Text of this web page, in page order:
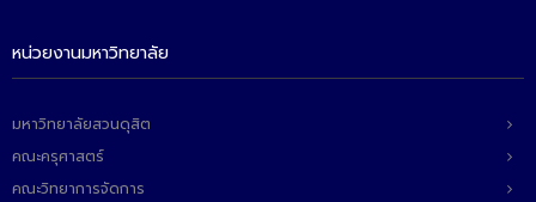
- ผลงาน/รางวัล
- SDU Zero Waste
หน่วยงานมหาวิทยาลัย
มหาวิทยาลัยสวนดุสิต
คณะครุศาสตร์
คณะวิทยาการจัดการ